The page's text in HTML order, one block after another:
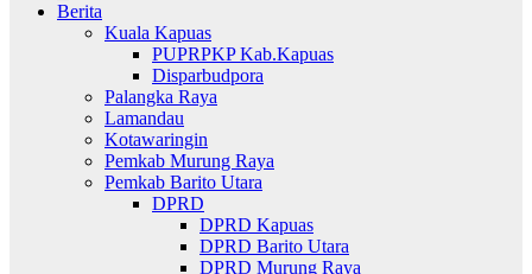
Berita
Kuala Kapuas
PUPRPKP Kab.Kapuas
Disparbudpora
Palangka Raya
Lamandau
Kotawaringin
Pemkab Murung Raya
Pemkab Barito Utara
DPRD
DPRD Kapuas
DPRD Barito Utara
DPRD Murung Raya